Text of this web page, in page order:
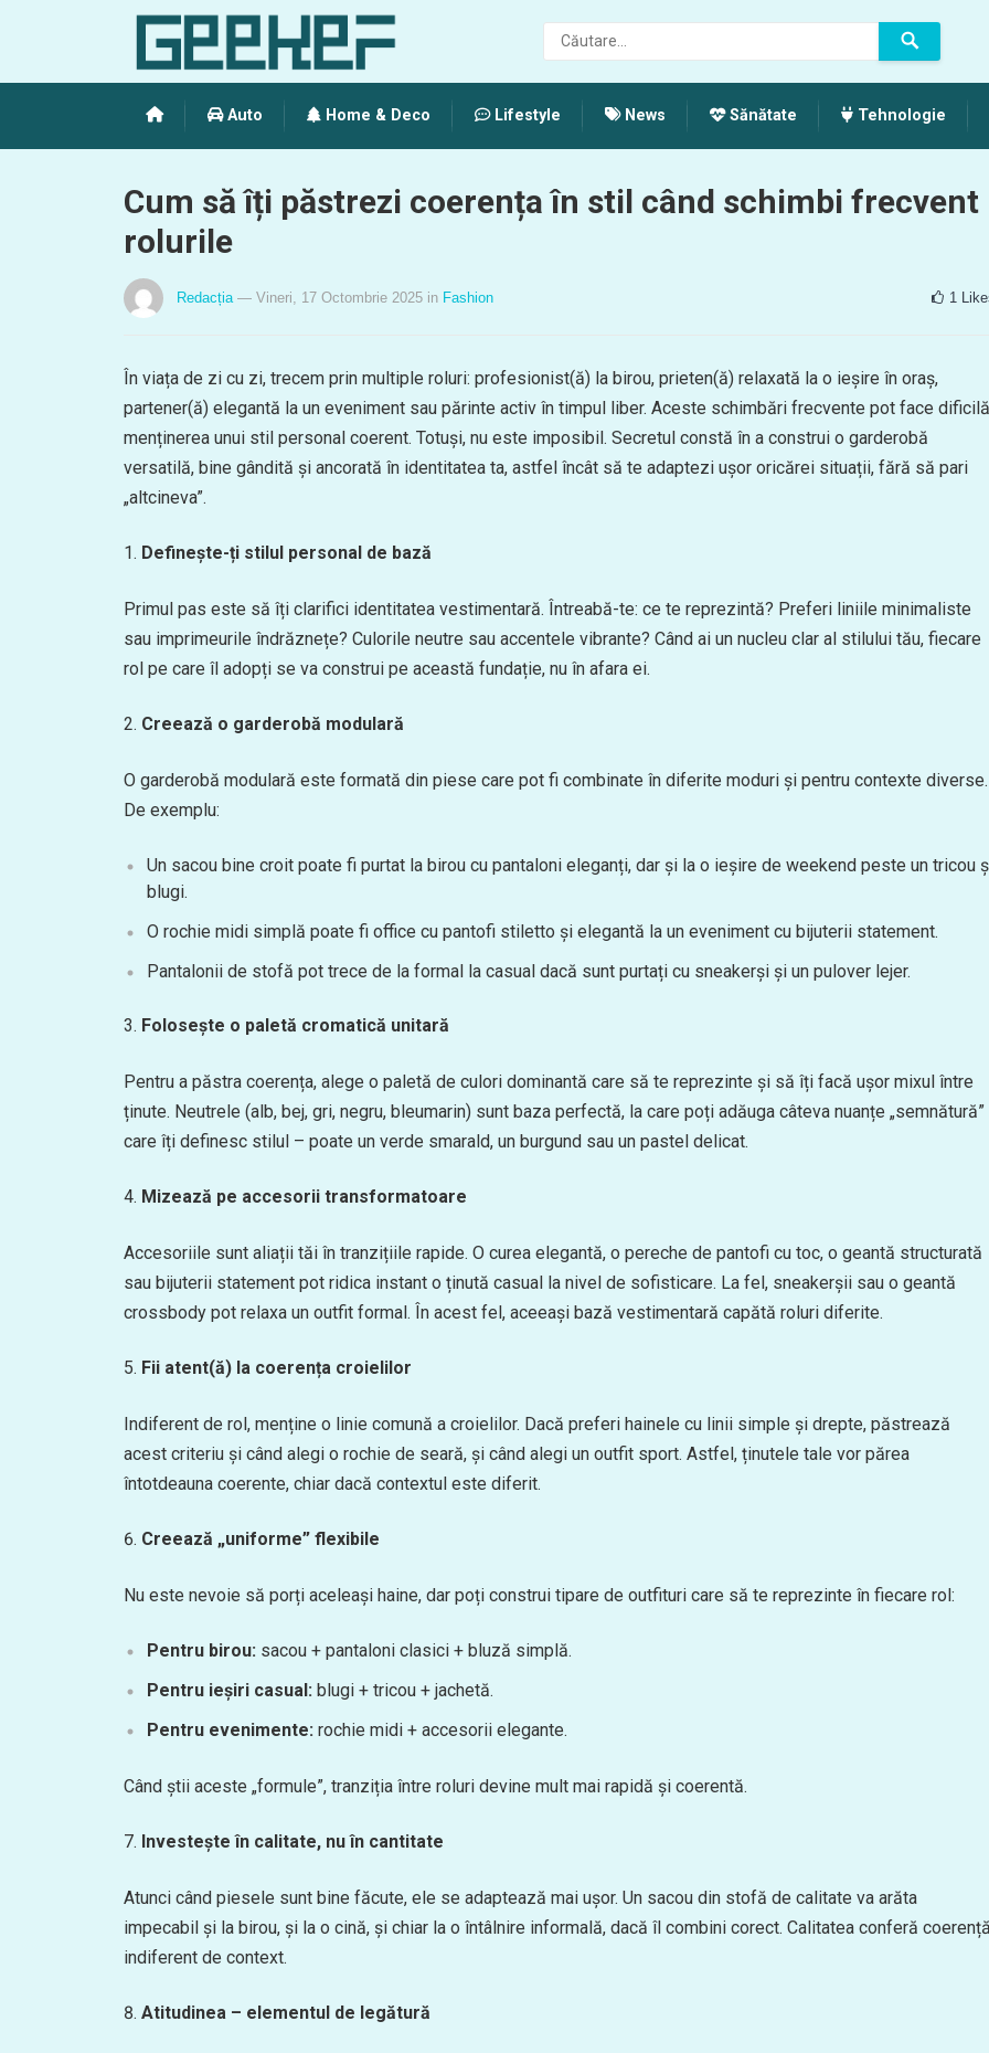
Auto Home & Deco Lifestyle News Sănătate Tehnologie
Cum să îți păstrezi coerența în stil când schimbi frecvent
rolurile
Redacția — Vineri, 17 Octombrie 2025 in Fashion 1
În viața de zi cu zi, trecem prin multiple roluri: profesionist(ă) la birou, prieten(ă) relaxată la o ieșire în oraș,
partener(ă) elegantă la un eveniment sau părinte activ în timpul liber. Aceste schimbări frecvente pot face dificilă
menținerea unui stil personal coerent. Totuși, nu este imposibil. Secretul constă în a construi o garderobă
versatilă, bine gândită și ancorată în identitatea ta, astfel încât să te adaptezi ușor oricărei situații, fără să pari
„altcineva”.
Definește-ți stilul personal de bază
Primul pas este să îți clarifici identitatea vestimentară. Întreabă-te: ce te reprezintă? Preferi liniile minimaliste
sau imprimeurile îndrăznețe? Culorile neutre sau accentele vibrante? Când ai un nucleu clar al stilului tău, fiecare
rol pe care îl adopți se va construi pe această fundație, nu în afara ei.
Creează o garderobă modulară
O garderobă modulară este formată din piese care pot fi combinate în diferite moduri și pentru contexte diverse.
De exemplu:
Un sacou bine croit poate fi purtat la birou cu pantaloni eleganți, dar și la o ieșire de weekend peste un tricou
blugi.
O rochie midi simplă poate fi office cu pantofi stiletto și elegantă la un eveniment cu bijuterii statement.
Pantalonii de stofă pot trece de la formal la casual dacă sunt purtați cu sneakerși și un pulover lejer.
Folosește o paletă cromatică unitară
Pentru a păstra coerența, alege o paletă de culori dominantă care să te reprezinte și să îți facă ușor mixul între
ținute. Neutrele (alb, bej, gri, negru, bleumarin) sunt baza perfectă, la care poți adăuga câteva nuanțe „semnătură”
care îți definesc stilul – poate un verde smarald, un burgund sau un pastel delicat.
Mizează pe accesorii transformatoare
Accesoriile sunt aliații tăi în tranzițiile rapide. O curea elegantă, o pereche de pantofi cu toc, o geantă structurată
sau bijuterii statement pot ridica instant o ținută casual la nivel de sofisticare. La fel, sneakerșii sau o geantă
crossbody pot relaxa un outfit formal. În acest fel, aceeași bază vestimentară capătă roluri diferite.
Fii atent(ă) la coerența croielilor
Indiferent de rol, menține o linie comună a croielilor. Dacă preferi hainele cu linii simple și drepte, păstrează
acest criteriu și când alegi o rochie de seară, și când alegi un outfit sport. Astfel, ținutele tale vor părea
întotdeauna coerente, chiar dacă contextul este diferit.
Creează „uniforme” flexibile
Nu este nevoie să porți aceleași haine, dar poți construi tipare de outfituri care să te reprezinte în fiecare rol:
Pentru birou: sacou + pantaloni clasici + bluză simplă.
Pentru ieșiri casual: blugi + tricou + jachetă.
Pentru evenimente: rochie midi + accesorii elegante.
Când știi aceste „formule”, tranziția între roluri devine mult mai rapidă și coerentă.
Investește în calitate, nu în cantitate
Atunci când piesele sunt bine făcute, ele se adaptează mai ușor. Un sacou din stofă de calitate va arăta
impecabil și la birou, și la o cină, și chiar la o întâlnire informală, dacă îl combini corect. Calitatea conferă
indiferent de context.
Atitudinea – elementul de legătură